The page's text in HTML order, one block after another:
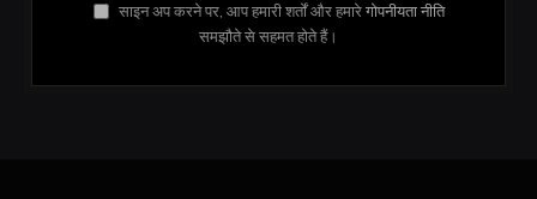
साइन अप करने पर, आप हमारी शर्तों और हमारे गोपनीयता नीति
समझौते से सहमत होते हैं।